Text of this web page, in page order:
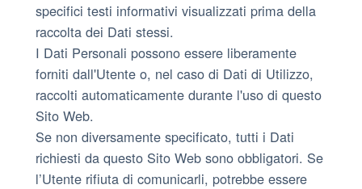
specifici testi informativi visualizzati prima della
raccolta dei Dati stessi.
I Dati Personali possono essere liberamente
forniti dall'Utente o, nel caso di Dati di Utilizzo,
raccolti automaticamente durante l'uso di questo
Sito Web.
Se non diversamente specificato, tutti i Dati
richiesti da questo Sito Web sono obbligatori. Se
l’Utente rifiuta di comunicarli, potrebbe essere